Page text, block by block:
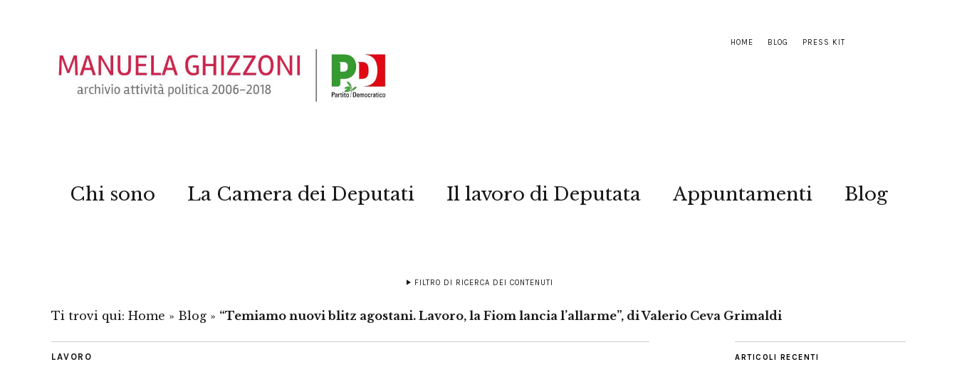
HOME BLOG PRESS KIT
Chi sono La Camera dei Deputati Il lavoro di Deputata Appuntamenti Blog
FILTRO DI RICERCA DEI CONTENUTI
Ti trovi qui: Home » Blog » “Temiamo nuovi blitz agostani. Lavoro, la Fiom lancia l’allarme”, di Valerio Ceva Grimaldi
LAVORO ARTICOLI RECENTI